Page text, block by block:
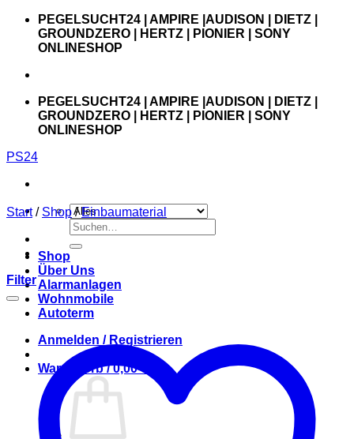
Zum
springen
PEGELSUCHT24 | AMPIRE |AUDISON | DIETZ |
GROUNDZERO | HERTZ | PIONIER | SONY
ONLINESHOP
PEGELSUCHT24 | AMPIRE |AUDISON | DIETZ |
GROUNDZERO | HERTZ | PIONIER | SONY
ONLINESHOP
PS24
Suchen
nach:
Shop
Über Uns
Alarmanlagen
Wohnmobile
Autoterm
Anmelden / Registrieren
Warenkorb /0,00€
Start / Shop / Einbaumaterial
Filter